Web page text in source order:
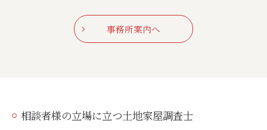
事務所案内へ
相談者様の立場に立つ土地家屋調査士